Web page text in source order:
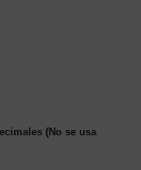
(No se usa